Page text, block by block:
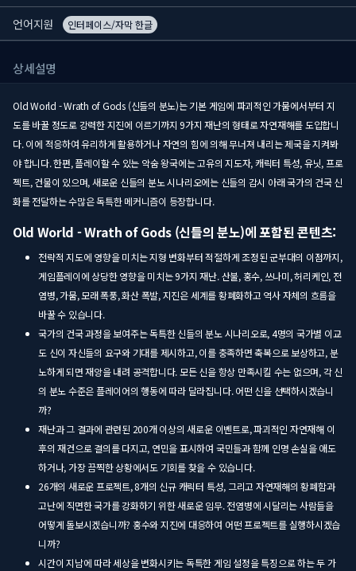
언어지원 인터페이스/자막 한글
상세설명
Old World - Wrath of Gods (신들의 분노)는 기본 게임에 파괴적인 가뭄에서부터 지
도를 바꿀 정도로 강력한 지진에 이르기까지 9가지 재난의 형태로 자연재해를 도입합니
다. 이에 적응하여 유리하게 활용하거나 자연의 힘에 의해 무너져 내리는 제국을 지켜봐
야 합니다. 한편, 플레이할 수 있는 악숨 왕국에는 고유의 지도자, 캐릭터 특성, 유닛, 프로
젝트, 건물이 있으며, 새로운 신들의 분노 시나리오에는 신들의 감시 아래 국가의 건국 신
화를 전달하는 수많은 독특한 메커니즘이 등장합니다.
Old World - Wrath of Gods (신들의 분노)에 포함된 콘텐츠:
전략적 지도에 영향을 미치는 지형 변화부터 적절하게 조정된 군부대의 이점까지,
게임플레이에 상당한 영향을 미치는 9가지 재난. 산불, 홍수, 쓰나미, 허리케인, 전
염병, 가뭄, 모래 폭풍, 화산 폭발, 지진은 세계를 황폐화하고 역사 자체의 흐름을
바꿀 수 있습니다.
국가의 건국 과정을 보여주는 독특한 신들의 분노 시나리오로, 4명의 국가별 이교
도 신이 자신들의 요구와 기대를 제시하고, 이를 충족하면 축복으로 보상하고, 분
노하게 되면 재앙을 내려 공격합니다. 모든 신을 항상 만족시킬 수는 없으며, 각 신
의 분노 수준은 플레이어의 행동에 따라 달라집니다. 어떤 신을 선택하시겠습니
까?
재난과 그 결과에 관련된 200개 이상의 새로운 이벤트로, 파괴적인 자연재해 이
후의 재건으로 결의를 다지고, 연민을 표시하여 국민들과 함께 인명 손실을 애도
하거나, 가장 끔찍한 상황에서도 기회를 찾을 수 있습니다.
26개의 새로운 프로젝트, 8개의 신규 캐릭터 특성, 그리고 자연재해의 황폐함과
고난에 직면한 국가를 강화하기 위한 새로운 임무. 전염병에 시달리는 사람들을
어떻게 돌보시겠습니까? 홍수와 지진에 대응하여 어떤 프로젝트를 실행하시겠습
니까?
시간이 지남에 따라 세상을 변화시키는 독특한 게임 설정을 특징으로 하는 두 가